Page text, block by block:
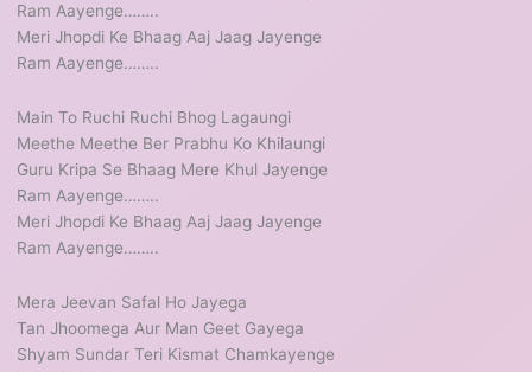
Ram Aayenge……..
Meri Jhopdi Ke Bhaag Aaj Jaag Jayenge
Ram Aayenge……..
Main To Ruchi Ruchi Bhog Lagaungi
Meethe Meethe Ber Prabhu Ko Khilaungi
Guru Kripa Se Bhaag Mere Khul Jayenge
Ram Aayenge……..
Meri Jhopdi Ke Bhaag Aaj Jaag Jayenge
Ram Aayenge……..
Mera Jeevan Safal Ho Jayega
Tan Jhoomega Aur Man Geet Gayega
Shyam Sundar Teri Kismat Chamkayenge